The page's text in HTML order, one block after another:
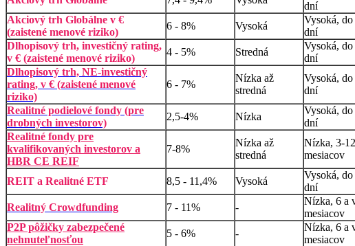
dní
Akciový trh Globálne v €
(zaistené menové riziko)
6 - 8% Vysoká
Vysoká, do
dní
Dlhopisový trh, investičný rating,
v € (zaistené menové riziko)
4 - 5% Stredná
Vysoká, do
dní
Dlhopisový trh, NE-investičný
rating, v € (zaistené menové
riziko)
6 - 7%
Nízka až
stredná
Vysoká, do
dní
Realitné podielové fondy (pre
drobných investorov)
2,5-4% Nízka
Vysoká, do
dní
Realitné fondy pre
kvalifikovaných investorov a
HBR CE REIF
7-8%
Nízka až
stredná
Nízka, 3-12
mesiacov
REIT a Realitné ETF 8,5 - 11,4% Vysoká
Vysoká, do
dní
Realitný Crowdfunding 7 - 11% -
Nízka, 6 a
mesiacov
P2P pôžičky zabezpečené
nehnuteľnosťou
5 - 6% -
Nízka, 6 a
mesiacov